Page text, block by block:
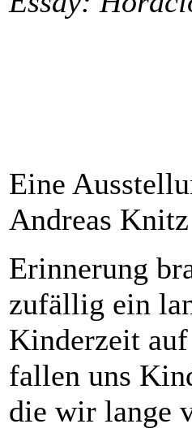
Eine
Andreas
Erinnerung
zufällig ein
Kinderzeit
fallen uns
die wir lange